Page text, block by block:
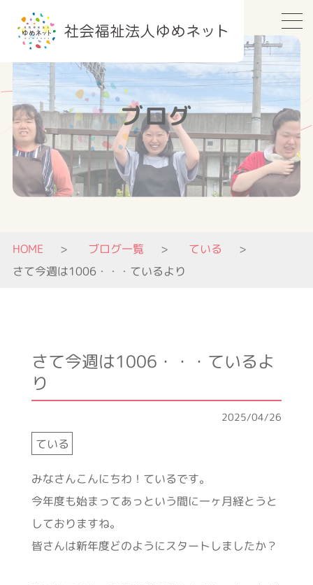
ブログ
HOME ブログ一覧
ている
さて今週は1006・・・ているより
さて今週は1006・・・ているよ
り
ている
2025/04/26
みなさんこんにちわ！ているです。
今年度も始まってあっという間に一ヶ月経とうと
しておりますね。
皆さんは新年度どのようにスタートしましたか？